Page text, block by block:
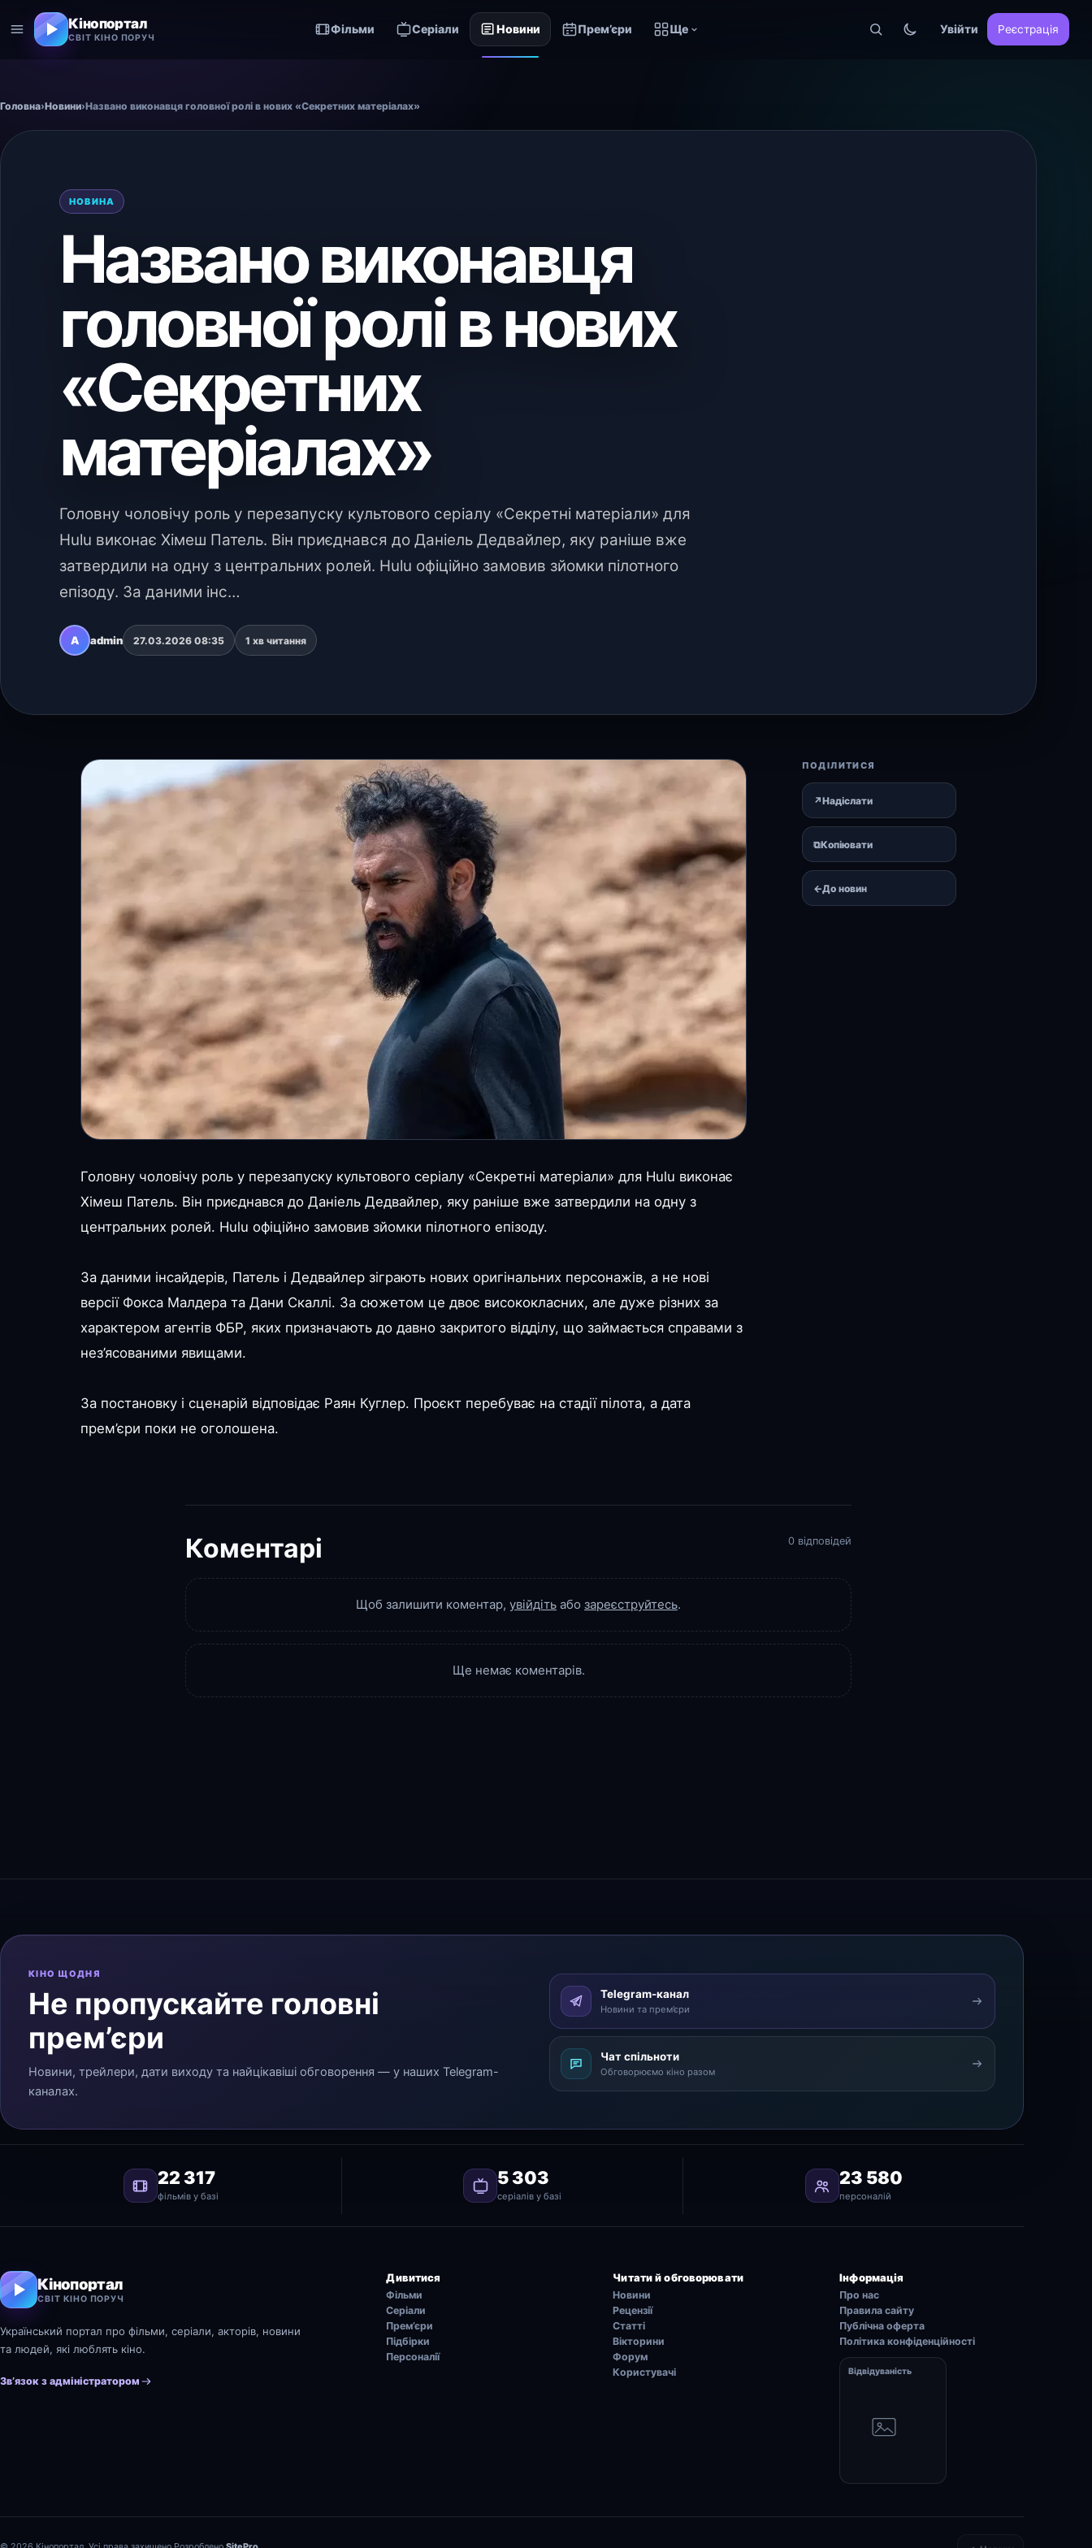
Кінопортал
СВІТ КІНО ПОРУЧ
Фільми Серіали Новини Прем’єри Ще Увійти Реєстрація
Головна›Новини›Названо виконавця головної ролі в нових «Секретних матеріалах»
НОВИНА
Названо виконавця
головної ролі в нових
«Секретних
матеріалах»
Головну чоловічу роль у перезапуску культового серіалу «Секретні матеріали» для
Hulu виконає Хімеш Патель. Він приєднався до Даніель Дедвайлер, яку раніше вже
затвердили на одну з центральних ролей. Hulu офіційно замовив зйомки пілотного
епізоду. За даними інс…
A admin 27.03.2026 08:35 1 хв читання
Головну чоловічу роль у перезапуску культового серіалу «Секретні матеріали» для Hulu виконає
Хімеш Патель. Він приєднався до Даніель Дедвайлер, яку раніше вже затвердили на одну з
центральних ролей. Hulu офіційно замовив зйомки пілотного епізоду.
За даними інсайдерів, Патель і Дедвайлер зіграють нових оригінальних персонажів, а не нові
версії Фокса Малдера та Дани Скаллі. За сюжетом це двоє висококласних, але дуже різних за
характером агентів ФБР, яких призначають до давно закритого відділу, що займається справами з
нез’ясованими явищами.
За постановку і сценарій відповідає Раян Куглер. Проєкт перебуває на стадії пілота, а дата
прем’єри поки не оголошена.
ПОДІЛИТИСЯ
↗Надіслати
⧉Копіювати
←До новин
Коментарі 0 відповідей
Щоб залишити коментар, увійдіть або зареєструйтесь.
Ще немає коментарів.
КІНО ЩОДНЯ
Не пропускайте головні
прем’єри
Новини, трейлери, дати виходу та найцікавіші обговорення — у наших Telegram-
каналах.
Telegram-канал
Новини та прем’єри
Чат спільноти
Обговорюємо кіно разом
22 317
фільмів у базі
5 303
серіалів у базі
23 580
персоналій
Кінопортал
СВІТ КІНО ПОРУЧ
Український портал про фільми, серіали, акторів, новини
та людей, які люблять кіно.
Зв’язок з адміністратором
Дивитися
Фільми
Серіали
Прем’єри
Підбірки
Персоналії
Читати й обговорювати
Новини
Рецензії
Статті
Вікторини
Форум
Користувачі
Інформація
Про нас
Правила сайту
Публічна оферта
Політика конфіденційності
Відвідуваність